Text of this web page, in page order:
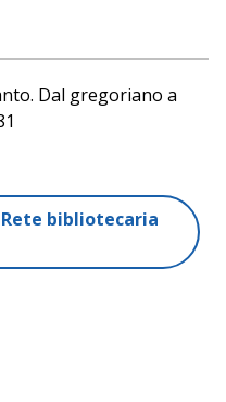
Dal gregoriano a
tradizione della
all'opera", Mondadori,
Paolo, 1997
bibliotecaria